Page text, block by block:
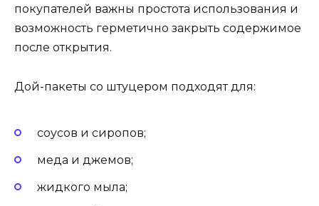
покупателей важны простота использования и
возможность герметично закрыть содержимое
после открытия.
Дой-пакеты со штуцером подходят для:
соусов и сиропов;
меда и джемов;
жидкого мыла;